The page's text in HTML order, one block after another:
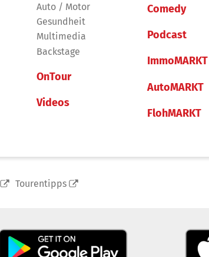
Auto / Motor
Gesundheit
Multimedia
Backstage
OnTour
Videos
Comedy
Podcast
ImmoMARKT
AutoMARKT
FlohMARKT
Tourentipps